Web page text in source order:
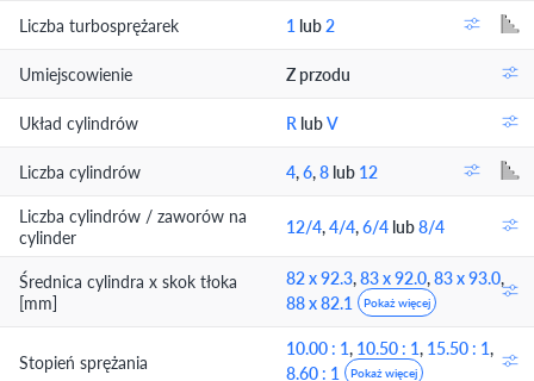
Liczba turbosprężarek 1 lub2
Umiejscowienie Z przodu
Układ cylindrów R lubV
Liczba cylindrów 4,6,8 lub 12
Liczba cylindrów / zaworów na
cylinder
12/4,4/4,6/4 lub8/4
Średnica cylindra x skok tłoka
[mm]
82 x 92.3,83 x 92.0,83 x 93.0,
88 x 82.1
Pokaż więcej
Stopień sprężania
10.00 : 1, 10.50 : 1, 15.50 : 1,
8.60 : 1
Pokaż więcej